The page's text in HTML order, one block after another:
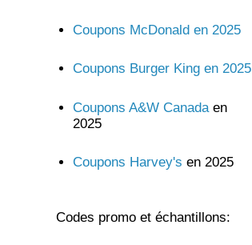
Coupons McDonald en 2025
Coupons Burger King en 2025
Coupons A&W Canada en
2025
Coupons Harvey's en 2025
Codes promo et échantillons: